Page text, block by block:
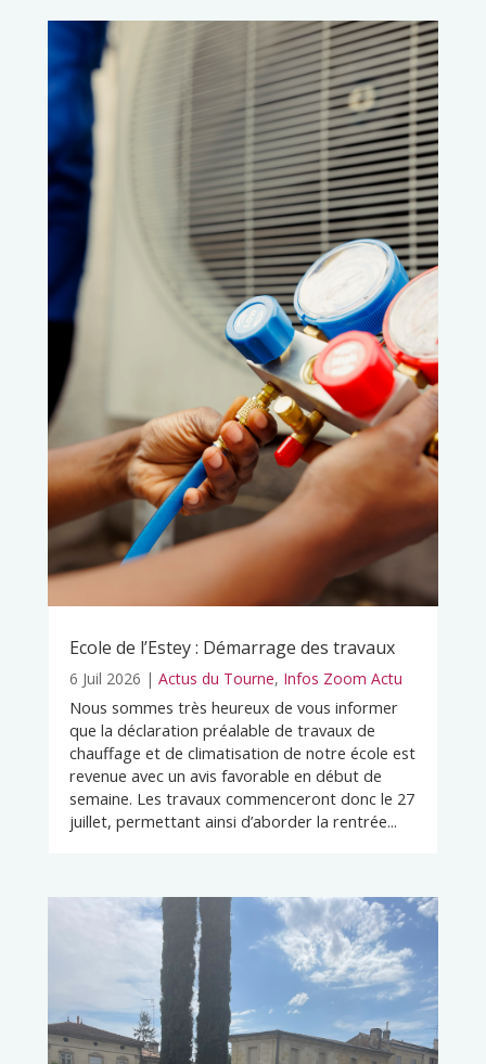
Ecole de l’Estey : Démarrage des travaux
6 Juil 2026 | Actus du Tourne, Infos Zoom Actu
Nous sommes très heureux de vous informer
que la déclaration préalable de travaux de
chauffage et de climatisation de notre école est
revenue avec un avis favorable en début de
semaine. Les travaux commenceront donc le 27
juillet, permettant ainsi d’aborder la rentrée...